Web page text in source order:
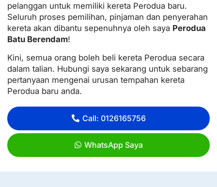
pelanggan untuk memiliki kereta Perodua baru.
Seluruh proses pemilihan, pinjaman dan penyerahan
kereta akan dibantu sepenuhnya oleh saya Perodua
Batu Berendam!
Kini, semua orang boleh beli kereta Perodua secara
dalam talian. Hubungi saya sekarang untuk sebarang
pertanyaan mengenai urusan tempahan kereta
Perodua baru anda.
Call: 0126165756
WhatsApp Saya